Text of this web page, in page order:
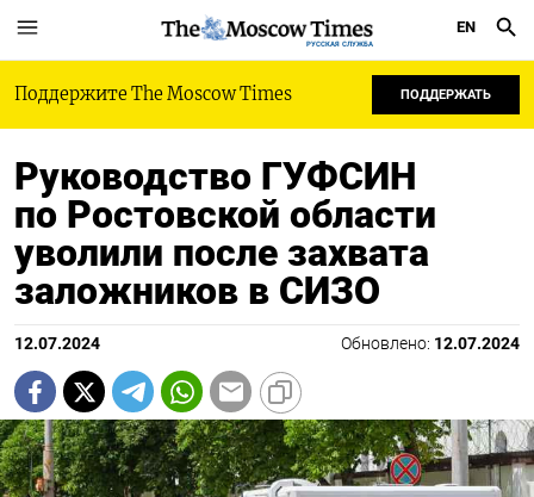
РУССКАЯ СЛУЖБА
EN
Поддержите The Moscow Times ПОДДЕРЖАТЬ
Руководство ГУФСИН
по Ростовской области
уволили после захвата
заложников в СИЗО
12.07.2024 Обновлено: 12.07.2024